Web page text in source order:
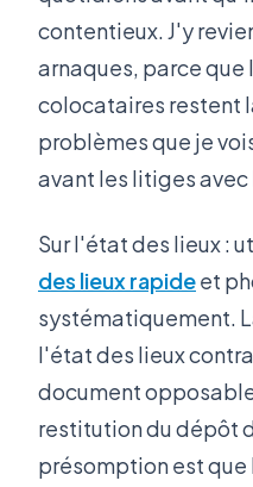
contentieux. J'y
arnaques, parce que
colocataires restent
problèmes que je
avant les litiges
Sur l'état des lieux :
des lieux rapideet
systématiquement.
l'état des lieux
document
restitution du dépôt
présomption est